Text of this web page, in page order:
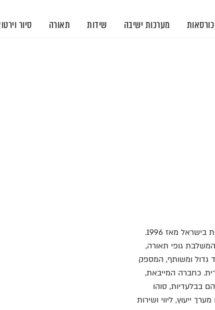
כורסאות מערכות ישיבה שידות תאורה סיור
סוהו עיצוב ריהוט ותאורה בע”מ, מובילה את תחום עיצוב הבית בישראל מאז 1996.
גופי תאורה,
גדול ומשותף, המספק
כחברה המייבאת,
בבלעדיות, סוהו
ייעוץ, ליווי ושירות